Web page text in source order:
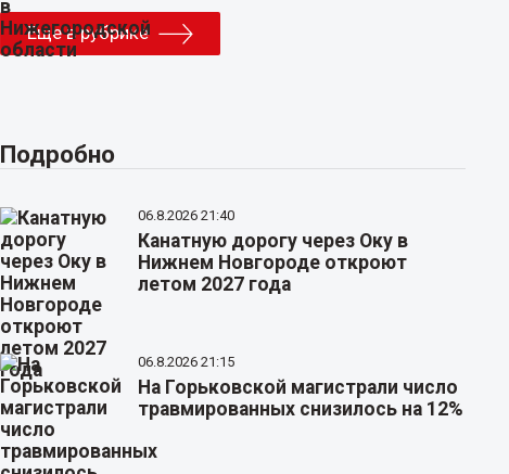
Еще в рубрике
Подробно
06.8.2026 21:40
Канатную дорогу через Оку в
Нижнем Новгороде откроют
летом 2027 года
06.8.2026 21:15
На Горьковской магистрали число
травмированных снизилось на 12%